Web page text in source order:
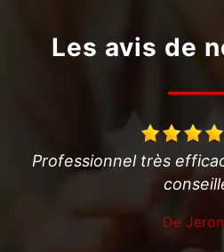
Les avis de
et disponible. Je